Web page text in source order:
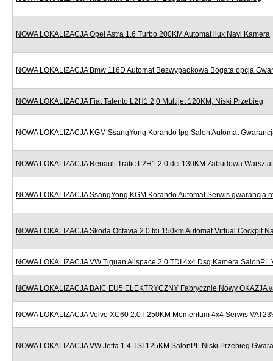
NOWA LOKALIZACJA Opel Astra 1.6 Turbo 200KM Automat ilux Navi Kamera
NOWA LOKALIZACJA Bmw 116D Automat Bezwypadkowa Bogata opcja
NOWA LOKALIZACJA Fiat Talento L2H1 2,0 Multijet 120KM, Niski Przebieg
NOWA LOKALIZACJA KGM SsangYong Korando lpg Salon Automat
NOWA LOKALIZACJA Renault Trafic L2H1 2.0 dci 130KM Zabudowa
NOWA LOKALIZACJA SsangYong KGM Korando Automat Serwis gwarancja
NOWA LOKALIZACJA Skoda Octavia 2.0 tdi 150km Automat Virtual Cockpit
NOWA LOKALIZACJA VW Tiguan Allspace 2.0 TDI 4x4 Dsg Kamera SalonPL
NOWA LOKALIZACJA BAIC EU5 ELEKTRYCZNY Fabrycznie Nowy OKAZJA
NOWA LOKALIZACJA Volvo XC60 2.0T 250KM Momentum 4x4 Serwis
NOWA LOKALIZACJA VW Jetta 1.4 TSI 125KM SalonPL Niski Przebieg